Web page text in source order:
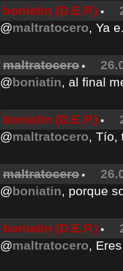
boniatin (D.E.P.)
@maltratocero, Ya
maltratocero
@boniatin, al final
boniatin (D.E.P.)
@maltratocero, Tío,
maltratocero
@boniatin, porque
boniatin (D.E.P.)
@maltratocero,